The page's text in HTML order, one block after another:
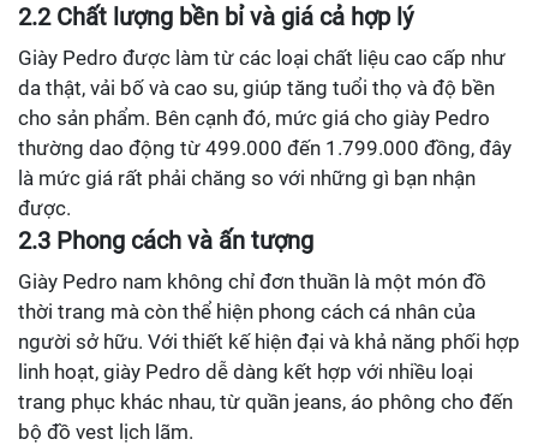
2.2 Chất lượng bền bỉ và giá cả hợp lý
Giày Pedro được làm từ các loại chất liệu cao cấp như
da thật, vải bố và cao su, giúp tăng tuổi thọ và độ bền
cho sản phẩm. Bên cạnh đó, mức giá cho giày Pedro
thường dao động từ 499.000 đến 1.799.000 đồng, đây
là mức giá rất phải chăng so với những gì bạn nhận
được.
2.3 Phong cách và ấn tượng
Giày Pedro nam không chỉ đơn thuần là một món đồ
thời trang mà còn thể hiện phong cách cá nhân của
người sở hữu. Với thiết kế hiện đại và khả năng phối hợp
linh hoạt, giày Pedro dễ dàng kết hợp với nhiều loại
trang phục khác nhau, từ quần jeans, áo phông cho đến
bộ đồ vest lịch lãm.